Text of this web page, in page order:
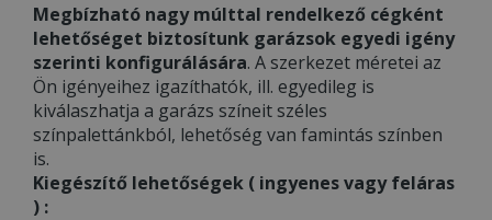
Megbízható nagy múlttal rendelkező cégként
lehetőséget biztosítunk garázsok egyedi igény
szerinti konfigurálására. A szerkezet méretei az
Ön igényeihez igazíthatók, ill. egyedileg is
kiválaszhatja a garázs színeit széles
színpalettánkból, lehetőség van famintás színben
is.
Kiegészítő lehetőségek ( ingyenes vagy feláras
) :